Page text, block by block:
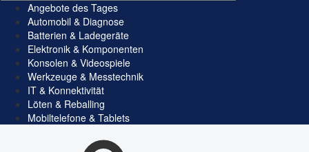
Angebote des Tages
Automobil & Diagnose
Batterien & Ladegeräte
Elektronik & Komponenten
Konsolen & Videospiele
Werkzeuge & Messtechnik
IT & Konnektivität
Löten & Reballing
Mobiltelefone & Tablets